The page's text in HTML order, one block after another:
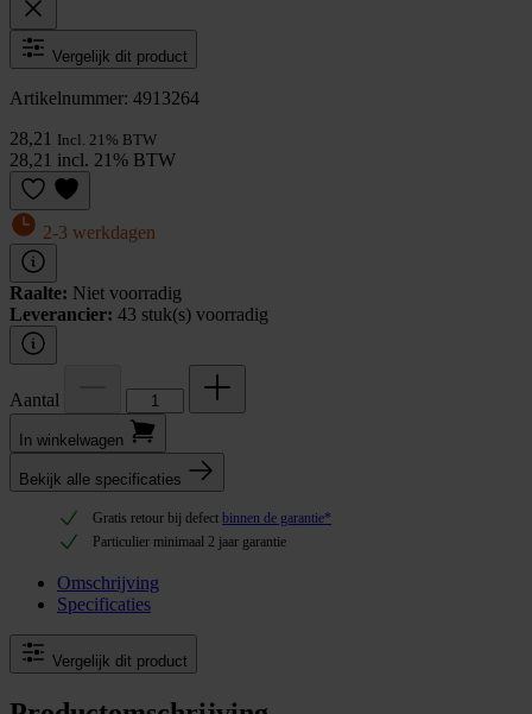
Vergelijk dit product
Artikelnummer: 4913264
28,21 Incl. 21% BTW
28,21 incl. 21% BTW
2-3 werkdagen
Raalte: Niet voorradig
Leverancier: 43 stuk(s) voorradig
Aantal
In winkel­wagen
Bekijk alle specificaties
Gratis retour bij defect binnen de garantie*
Particulier minimaal 2 jaar garantie
Omschrijving
Specificaties
Vergelijk dit product